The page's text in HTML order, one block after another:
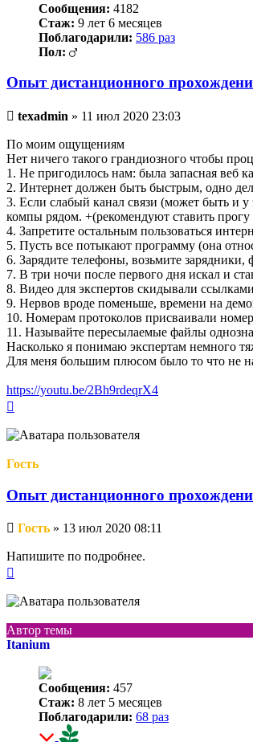
Сообщения: 4182
Стаж: 9 лет 6 месяцев
Поблагодарили: 586 раз
Пол:
Опыт дистанционного
Непрочитанное
texadmin » 11 июл 2020 23:03
По моим ощущениям
Нет ничего такого грандиозного чтобы
1. Не пригодилось нам: была запасная веб
2. Интернет должен быть быстрым, одно
3. Если слабый канал связи (может быть и у
компы рядом. +(рекомендуют ставить
4. Запретите остальным пользоваться
5. Пусть все потыкают программу (она
6. Зарядите телефоны, возьмите зарядники,
7. В три ночи после первого дня искал и
8. Видео для экспертов скидывали
9. Нервов вроде поменьше, времени на
10. Номерам протоколов присваивали
11. Называйте пересылаемые файлы
Насколько я понимаю экспертам немного
Для меня большим плюсом было то что не
https://youtu.be/2Bh9rdeqrX4
началу
Гость
Опыт дистанционного
Непрочитанное
Гость » 13 июл 2020 08:11
Напишите по подробнее.
началу
Автор темы
Itanium
Сообщения: 457
Стаж: 8 лет 5 месяцев
Поблагодарили: 68 раз